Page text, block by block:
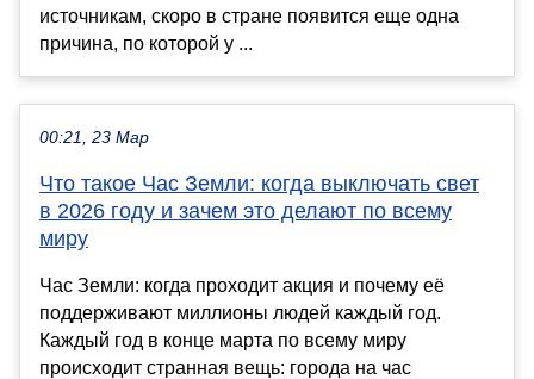
источникам, скоро в стране появится еще одна
причина, по которой у ...
00:21, 23 Мар
Что такое Час Земли: когда выключать свет
в 2026 году и зачем это делают по всему
миру
Час Земли: когда проходит акция и почему её
поддерживают миллионы людей каждый год.
Каждый год в конце марта по всему миру
происходит странная вещь: города на час